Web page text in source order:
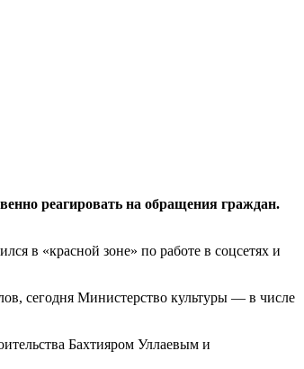
реагировать на обращения граждан.
в «красной зоне» по работе в соцсетях и
сегодня Министерство культуры — в числе
Бахтияром Уллаевым и